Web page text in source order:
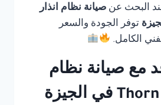
البحث عن صيانة نظام انذار
توفر الجودة والسعر
الكامل.
مع صيانة نظام